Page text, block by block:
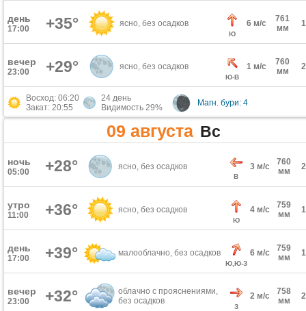
день
17:00 +35° ясно, без осадков
Ю
6 м/с
761
мм
вечер
23:00 +29° ясно, без осадков
Ю-В
1 м/с
760
мм
Восход: 06:20
Закат: 20:55
24 день
Видимость 29%
Магн. бури: 4
09 августа Вс
ночь
05:00 +28° ясно, без осадков
В
3 м/с
760
мм
утро
11:00 +36° ясно, без осадков
Ю
4 м/с
759
мм
день
17:00 +39° малооблачно, без осадков
Ю,Ю-З
6 м/с
759
мм
вечер
23:00 +32°
облачно с прояснениями,
без осадков
З
2 м/с
758
мм